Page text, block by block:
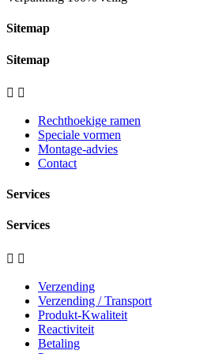
Sitemap
Sitemap
 
Rechthoekige ramen
Speciale vormen
Montage-advies
Contact
Services
Services
 
Verzending
Verzending / Transport
Produkt-Kwaliteit
Reactiviteit
Betaling